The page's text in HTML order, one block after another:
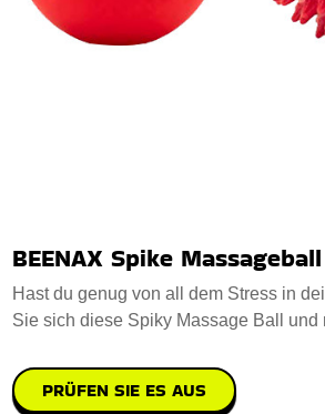
BEENAX Spike Massageball
Hast du genug von all dem Stress in
Sie sich diese Spiky Massage Ball und
PRÜFEN SIE ES AUS